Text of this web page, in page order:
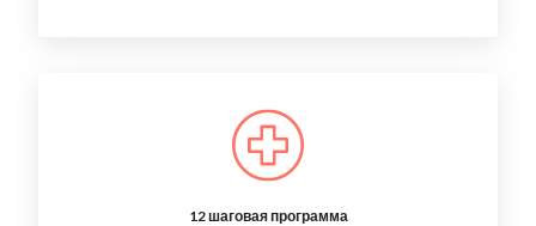
12 шаговая программа